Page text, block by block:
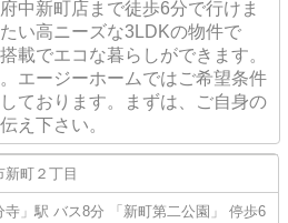
中新町店まで徒歩6分で行けま
い高ニーズな3LDKの物件で
載でエコな暮らしができます。
エージーホームではご希望条件
ております。まずは、ご自身の
え下さい。
新町 ２丁目
寺 」駅 バス8分 「新町第二公園」 停歩6